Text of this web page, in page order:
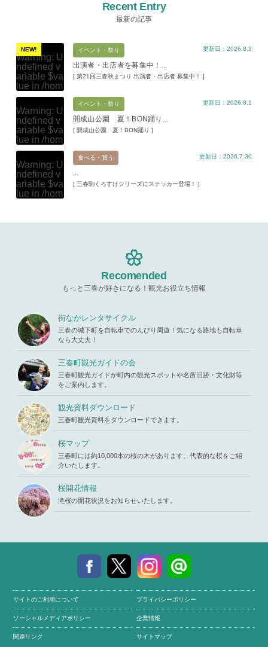
Recent Entry
最新の記事
NEW!
Warning: U
ndefined v
ariable $va
lue in /hom
e/xs11945
9/miharuko
ma.com/pu
blic_html/w
p-content/t
hemes/mih
aru/templat
e-parts/pic
up.phpon l
ine19
Warning: A
parts/picu
p.phpon li
ne19
イベント・祭り
出演者・出店者を募集中！...
[ 第21回三春秋まつり 出演者・出店者 募集中！ ]
更新日：2026.8.3
Warning: U
ndefined v
ariable $va
lue in /hom
e/xs11945
9/miharuko
ma.com/pu
blic_html/w
p-content/t
hemes/mih
up.phpon l
iharukoma.
com/public
_html/wp-c
ontent/the
mes/mihar
u/template-
parts/picu
p.phpon li
ne19
イベント・祭り
開成山公園 夏！BON踊り...
[ 開成山公園 夏！BON踊り ]
更新日：2026.8.1
Warning: U
ndefined v
ariable $va
lue in /hom
ma.com/pu
ttempt to re
ad property
"ID" on null
in/home/x
iharukoma.
com/public
_html/wp-c
ontent/the
mes/mihar
u/template-
parts/picu
p.phpon li
ne 19
食べる・買う
...
[ 三春駒くろすけシリーズにステッカー登場！ ]
更新日：2026.7.30
Recomended
もっと三春が好きになる！観光お役立ち情報
街なかレンタサイクル
三春の城下町を自転車でのんびり周遊！気になる路地も自転車
なら大丈夫！
三春町観光ガイドの会
三春町観光ガイドが町内の観光スポットや名所旧跡・文化財等
をご案内します。
観光資料ダウンロード
三春町観光資料をダウンロードできます。
桜マップ
三春町には約10,000本の桜の木があります。代表的な桜をご紹
介いたします。
桜開花情報
滝桜の開花状況をお知らせいたします。
サイトのご利用について プライバシーポリシー
ソーシャルメディアポリシー 企業情報
関連リンク サイトマップ